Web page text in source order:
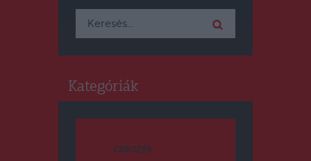
Keresés:
Kategóriák
CSÍKSZÉK